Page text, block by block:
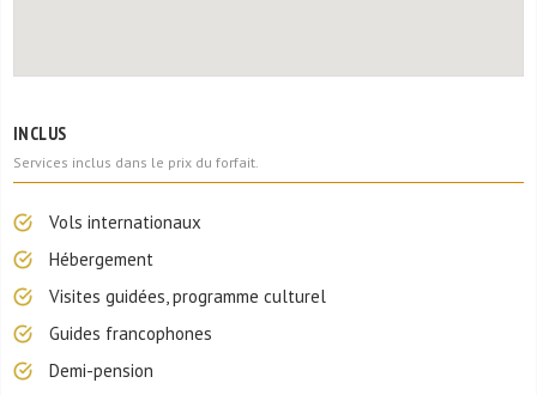
INCLUS
Services inclus dans le prix du forfait.
Vols internationaux
Hébergement
Visites guidées, programme culturel
Guides francophones
Demi-pension